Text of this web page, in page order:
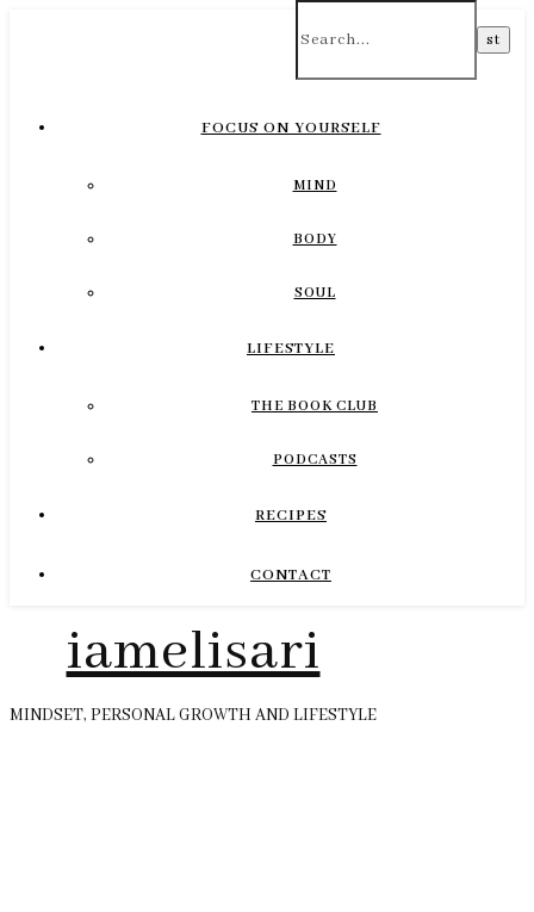
FOCUS ON YOURSELF
MIND
BODY
SOUL
LIFESTYLE
THE BOOK CLUB
PODCASTS
RECIPES
CONTACT
iamelisari
MINDSET, PERSONAL GROWTH AND LIFESTYLE